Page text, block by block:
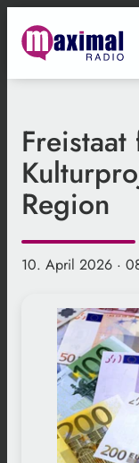
Region
10. April 2026 ·